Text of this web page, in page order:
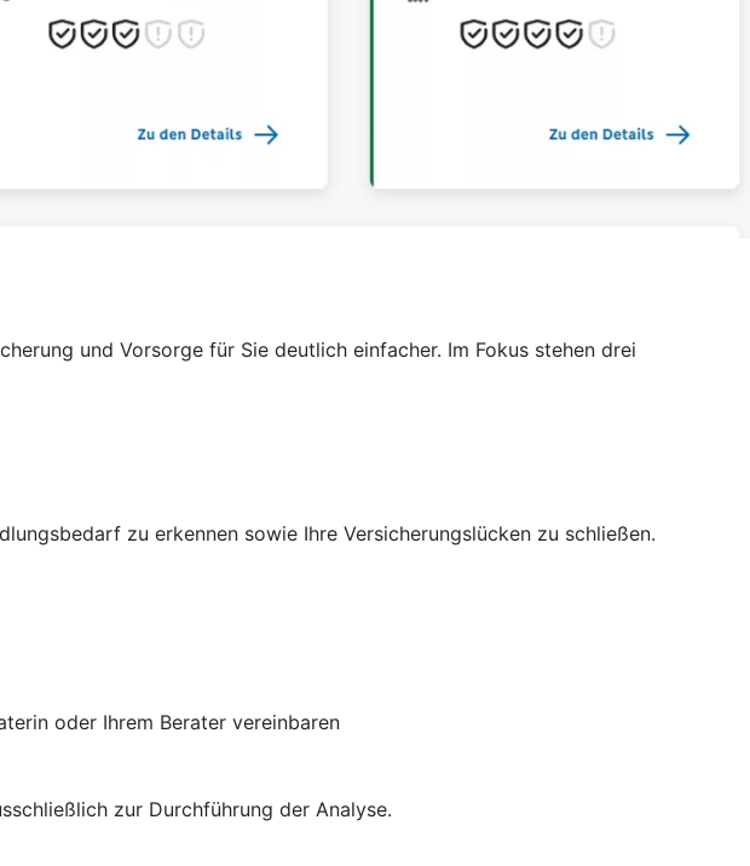
und Vorsorge für Sie deutlich einfacher. Im Fokus stehen drei
zu erkennen sowie Ihre Versicherungslücken zu schließen.
oder Ihrem Berater vereinbaren
zur Durchführung der Analyse.